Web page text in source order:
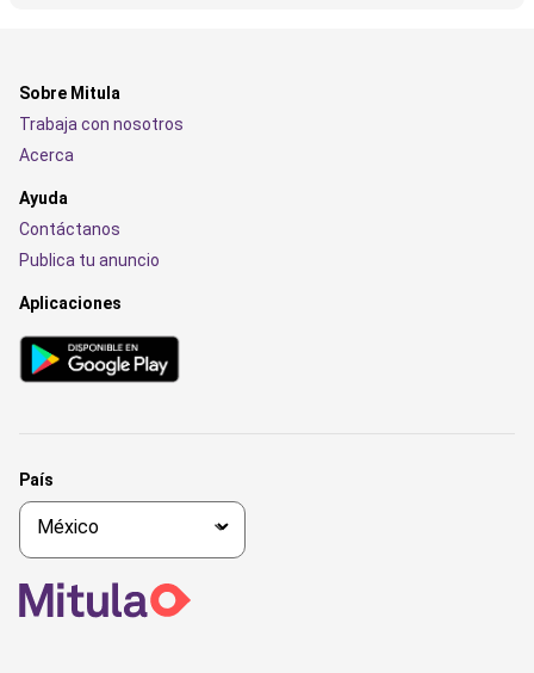
Sobre Mitula
Trabaja con nosotros
Acerca
Ayuda
Contáctanos
Publica tu anuncio
Aplicaciones
País